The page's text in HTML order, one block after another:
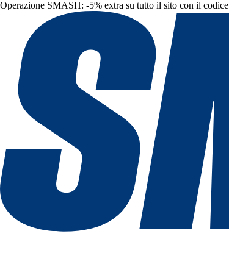
Operazione SMASH: -5% extra su tutto il sito con il codice